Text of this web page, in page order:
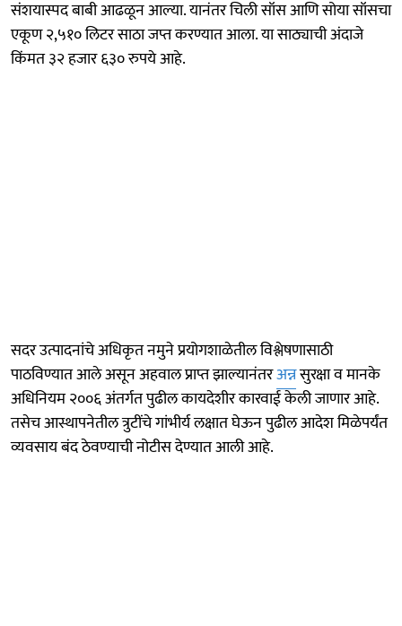
संशयास्पद बाबी आढळून आल्या. यानंतर चिली सॉस आणि सोया सॉसचा
एकूण २,५१० लिटर साठा जप्त करण्यात आला. या साठ्याची अंदाजे
किंमत ३२ हजार ६३० रुपये आहे.
सदर उत्पादनांचे अधिकृत नमुने प्रयोगशाळेतील विश्लेषणासाठी
पाठविण्यात आले असून अहवाल प्राप्त झाल्यानंतरअन्नसुरक्षा व मानके
अधिनियम २००६ अंतर्गत पुढील कायदेशीर कारवाई केली जाणार आहे.
तसेच आस्थापनेतील त्रुटींचे गांभीर्य लक्षात घेऊन पुढील आदेश मिळेपर्यंत
व्यवसाय बंद ठेवण्याची नोटीस देण्यात आली आहे.